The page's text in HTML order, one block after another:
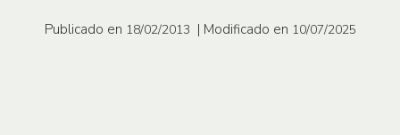
Publicado en 18/02/2013 | Modificado en 10/07/2025